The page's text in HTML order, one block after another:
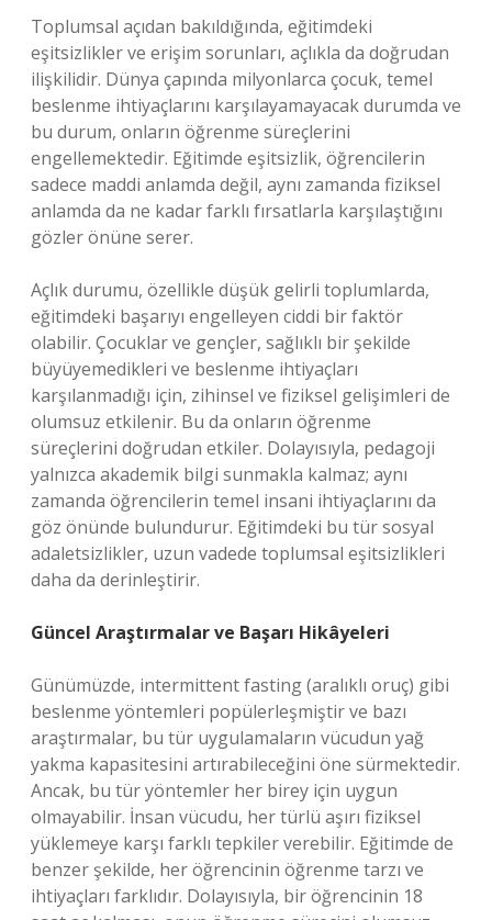
Toplumsal açıdan bakıldığında, eğitimdeki
eşitsizlikler ve erişim sorunları, açlıkla da doğrudan
ilişkilidir. Dünya çapında milyonlarca çocuk, temel
beslenme ihtiyaçlarını karşılayamayacak durumda ve
bu durum, onların öğrenme süreçlerini
engellemektedir. Eğitimde eşitsizlik, öğrencilerin
sadece maddi anlamda değil, aynı zamanda fiziksel
anlamda da ne kadar farklı fırsatlarla karşılaştığını
gözler önüne serer.
Açlık durumu, özellikle düşük gelirli toplumlarda,
eğitimdeki başarıyı engelleyen ciddi bir faktör
olabilir. Çocuklar ve gençler, sağlıklı bir şekilde
büyüyemedikleri ve beslenme ihtiyaçları
karşılanmadığı için, zihinsel ve fiziksel gelişimleri de
olumsuz etkilenir. Bu da onların öğrenme
süreçlerini doğrudan etkiler. Dolayısıyla, pedagoji
yalnızca akademik bilgi sunmakla kalmaz; aynı
zamanda öğrencilerin temel insani ihtiyaçlarını da
göz önünde bulundurur. Eğitimdeki bu tür sosyal
adaletsizlikler, uzun vadede toplumsal eşitsizlikleri
daha da derinleştirir.
Güncel Araştırmalar ve Başarı Hikâyeleri
Günümüzde, intermittent fasting (aralıklı oruç) gibi
beslenme yöntemleri popülerleşmiştir ve bazı
araştırmalar, bu tür uygulamaların vücudun yağ
yakma kapasitesini artırabileceğini öne sürmektedir.
Ancak, bu tür yöntemler her birey için uygun
olmayabilir. İnsan vücudu, her türlü aşırı fiziksel
yüklemeye karşı farklı tepkiler verebilir. Eğitimde de
benzer şekilde, her öğrencinin öğrenme tarzı ve
ihtiyaçları farklıdır. Dolayısıyla, bir öğrencinin 18